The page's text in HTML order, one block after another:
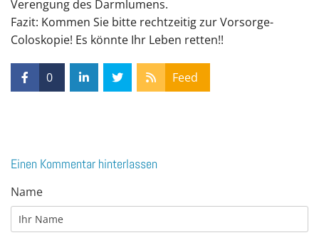
Verengung des Darmlumens.
Fazit: Kommen Sie bitte rechtzeitig zur Vorsorge-
Coloskopie! Es könnte Ihr Leben retten!!
0 Feed
Einen Kommentar hinterlassen
Name